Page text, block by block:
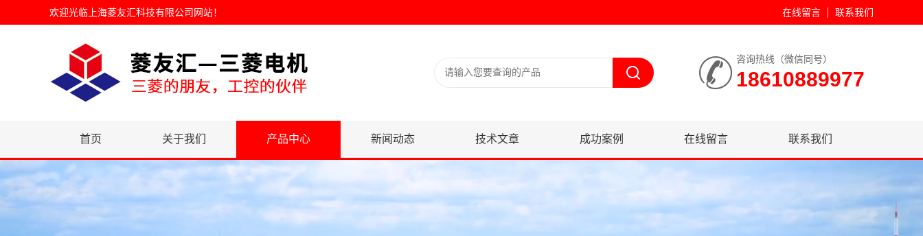
欢迎光临 上海菱友汇科技有限公司网站！ 在线留言 联系我们
咨询热线（微信同号）
18610889977
首页 关于我们 产品中心 新闻动态 技术文章 成功案例 在线留言 联系我们